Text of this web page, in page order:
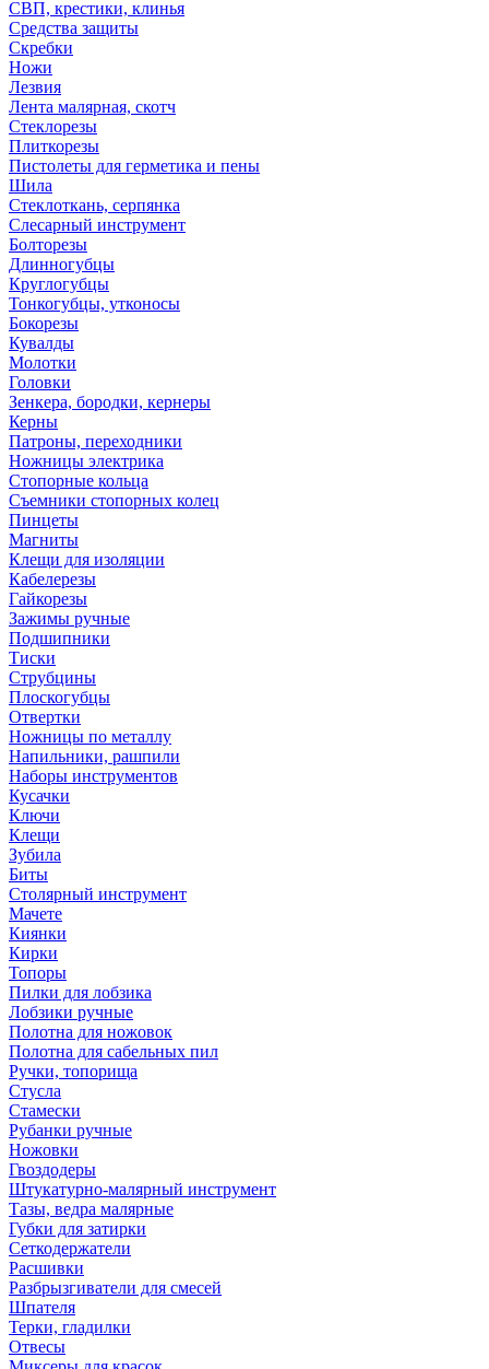
СВП, крестики, клинья
Средства защиты
Скребки
Ножи
Лезвия
Лента малярная, скотч
Стеклорезы
Плиткорезы
Пистолеты для герметика и пены
Шила
Стеклоткань, серпянка
Слесарный инструмент
Болторезы
Длинногубцы
Круглогубцы
Тонкогубцы, утконосы
Бокорезы
Кувалды
Молотки
Головки
Зенкера, бородки, кернеры
Керны
Патроны, переходники
Ножницы электрика
Стопорные кольца
Съемники стопорных колец
Пинцеты
Магниты
Клещи для изоляции
Кабелерезы
Гайкорезы
Зажимы ручные
Подшипники
Тиски
Струбцины
Плоскогубцы
Отвертки
Ножницы по металлу
Напильники, рашпили
Наборы инструментов
Кусачки
Ключи
Клещи
Зубила
Биты
Столярный инструмент
Мачете
Киянки
Кирки
Топоры
Пилки для лобзика
Лобзики ручные
Полотна для ножовок
Полотна для сабельных пил
Ручки, топорища
Стусла
Стамески
Рубанки ручные
Ножовки
Гвоздодеры
Штукатурно-малярный инструмент
Тазы, ведра малярные
Губки для затирки
Сеткодержатели
Расшивки
Разбрызгиватели для смесей
Шпателя
Терки, гладилки
Отвесы